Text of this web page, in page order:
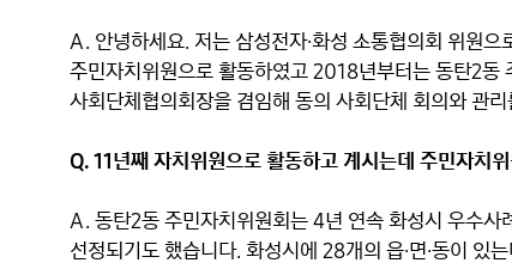
A. 안녕하세요. 저는 삼성전자∙화성 소통협의회 위원
주민자치위원으로 활동하였고 2018년부터는 동탄2동
사회단체협의회장을 겸임해 동의 사회단체 회의와 관
Q. 11년째 자치위원으로 활동하고 계시는데 주민자치
A. 동탄2동 주민자치위원회는 4년 연속 화성시 우수
선정되기도 했습니다. 화성시에 28개의 읍∙면∙동이 있